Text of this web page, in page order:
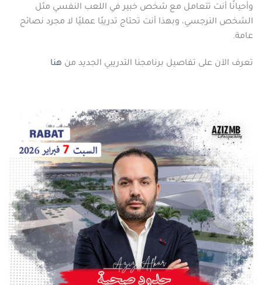
وأحيانًا أنت تتعامل مع شخص خبير في اللعب النفسي مثل
الشخص النرجسي، وبهذا أنت تحتاج تدريبًا عمليًا لا مجرد نصائح
عامة.
تعرف الآن على تفاصيل برنامجنا التدريبي الجديد من هنا